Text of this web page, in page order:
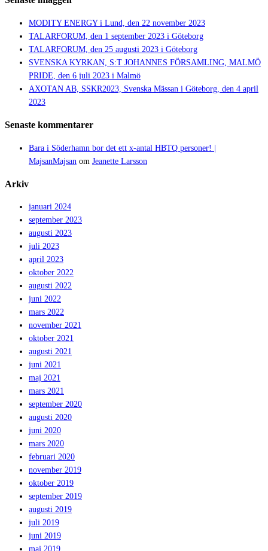
MODITY ENERGY i Lund, den 22 november 2023
TALARFORUM, den 1 september 2023 i Göteborg
TALARFORUM, den 25 augusti 2023 i Göteborg
SVENSKA KYRKAN, S:T JOHANNES FÖRSAMLING, MALMÖ
PRIDE, den 6 juli 2023 i Malmö
AXOTAN AB, SSKR2023, Svenska Mässan i Göteborg, den 4 april
2023
Senaste kommentarer
Bara i Söderhamn bor det ett x-antal HBTQ personer! |
MajsanMajsan om Jeanette Larsson
Arkiv
januari 2024
september 2023
augusti 2023
juli 2023
april 2023
oktober 2022
augusti 2022
juni 2022
mars 2022
november 2021
oktober 2021
augusti 2021
juni 2021
maj 2021
mars 2021
september 2020
augusti 2020
juni 2020
mars 2020
februari 2020
november 2019
oktober 2019
september 2019
augusti 2019
juli 2019
juni 2019
maj 2019